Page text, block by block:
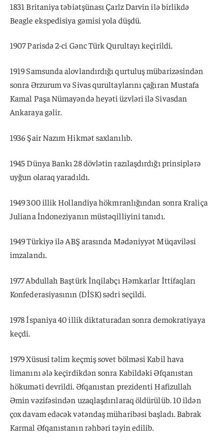
1831 Britaniya təbiətşünası Çarlz Darvin ilə birlikdə
Beagle ekspedisiya gəmisi yola düşdü.
1907 Parisdə 2-ci Gənc Türk Qurultayı keçirildi.
1919 Samsunda alovlandırdığı qurtuluş mübarizəsindən
sonra Ərzurum və Sivas qurultaylarını çağıran Mustafa
Kamal Paşa Nümayəndə heyəti üzvləri ilə Sivasdan
Ankaraya gəlir.
1936 Şair Nazım Hikmət saxlanılıb.
1945 Dünya Bankı 28 dövlətin razılaşdırdığı prinsiplərə
uyğun olaraq yaradıldı.
1949 300 illik Hollandiya hökmranlığından sonra Kraliça
Juliana İndoneziyanın müstəqilliyini tanıdı.
1949 Türkiyə ilə ABŞ arasında Mədəniyyət Müqaviləsi
imzalandı.
1977 Abdullah Baştürk İnqilabçı Həmkarlar İttifaqları
Konfederasiyasının (DİSK) sədri seçildi.
1978 İspaniya 40 illik diktaturadan sonra demokratiyaya
keçdi.
1979 Xüsusi təlim keçmiş sovet bölməsi Kabil hava
limanını ələ keçirdikdən sonra Kabildəki Əfqanıstan
hökuməti devrildi. Əfqanıstan prezidenti Hafizullah
Əmin vəzifəsindən uzaqlaşdırılaraq öldürülüb. 10 ildən
çox davam edəcək vətəndaş müharibəsi başladı. Babrak
Karmal Əfqanıstanın rəhbəri təyin edilib.